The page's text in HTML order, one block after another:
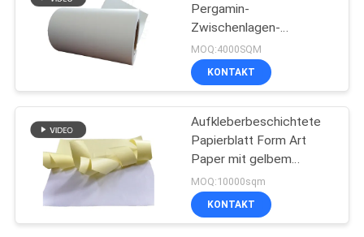
VERBINDUNG
FORDERN
ZITAT
34
Pergamin-
Zwischenlagen-
selbstklebendes
Thermopapier HM2033
Eco thermische
MOQ:4000SQM
KONTAKT
Aufkleberbeschichtete
Papierblatt Form Art
Paper mit gelbem
Farbsilikonkraftpapier
HM0111
MOQ:10000sqm
KONTAKT